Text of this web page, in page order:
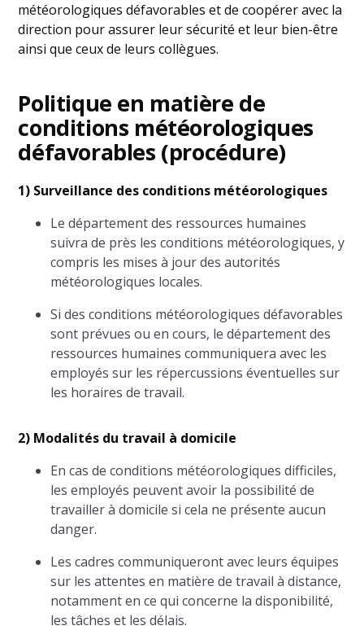
météorologiques défavorables et de coopérer avec la
direction pour assurer leur sécurité et leur bien-être
ainsi que ceux de leurs collègues.
Politique en matière de
conditions météorologiques
défavorables (procédure)
1) Surveillance des conditions météorologiques
Le département des ressources humaines
suivra de près les conditions météorologiques, y
compris les mises à jour des autorités
météorologiques locales.
Si des conditions météorologiques défavorables
sont prévues ou en cours, le département des
ressources humaines communiquera avec les
employés sur les répercussions éventuelles sur
les horaires de travail.
2) Modalités du travail à domicile
En cas de conditions météorologiques difficiles,
les employés peuvent avoir la possibilité de
travailler à domicile si cela ne présente aucun
danger.
Les cadres communiqueront avec leurs équipes
sur les attentes en matière de travail à distance,
notamment en ce qui concerne la disponibilité,
les tâches et les délais.